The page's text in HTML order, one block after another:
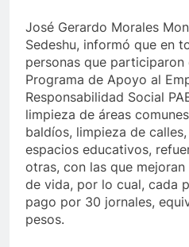
José Gerardo Morales
Sedeshu, informó que en
personas que
Programa de Apoyo al
Responsabilidad Social
limpieza de áreas
baldíos, limpieza de
espacios educativos,
otras, con las que
de vida, por lo cual, cada
pago por 30 jornales,
pesos.